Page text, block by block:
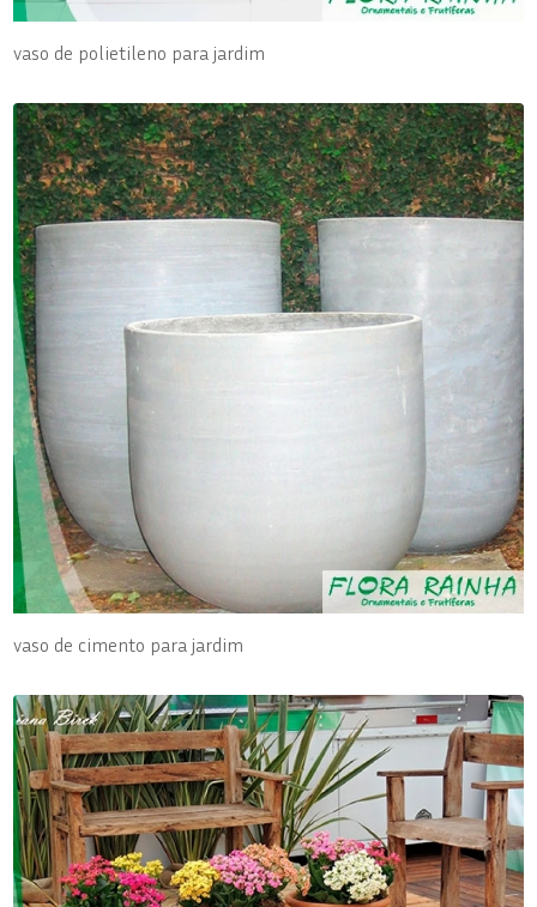
vaso de polietileno para jardim
vaso de cimento para jardim